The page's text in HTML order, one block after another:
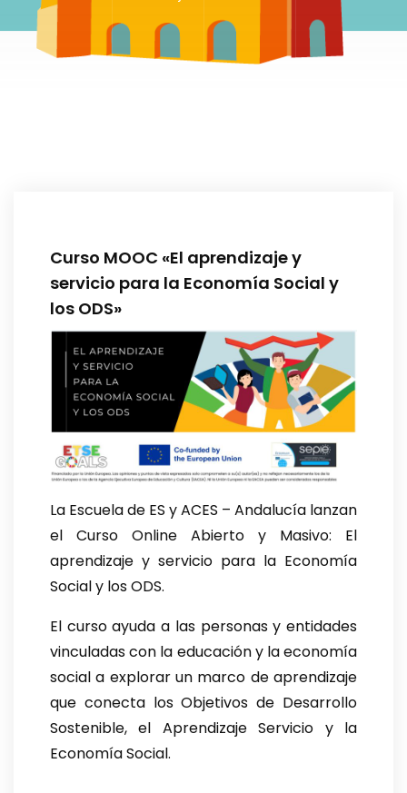
Curso MOOC «El aprendizaje y
servicio para la Economía Social y
los ODS»
La Escuela de ES y ACES – Andalucía lanzan
el Curso Online Abierto y Masivo: El
aprendizaje y servicio para la Economía
Social y los ODS.
El curso ayuda a las personas y entidades
vinculadas con la educación y la economía
social a explorar un marco de aprendizaje
que conecta los Objetivos de Desarrollo
Sostenible, el Aprendizaje Servicio y la
Economía Social.